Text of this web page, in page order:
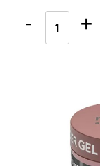
- +